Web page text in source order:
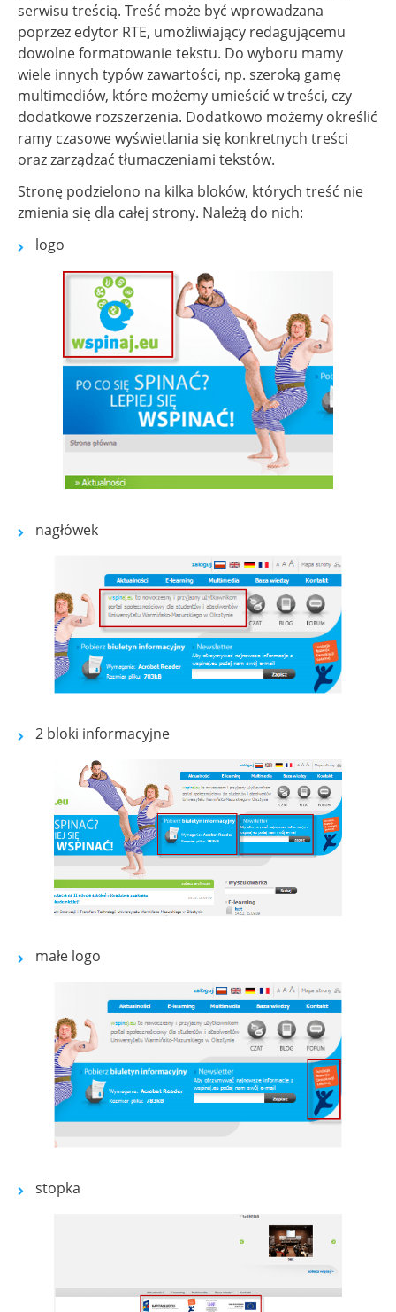
Show larger version for:
serwisu treścią. Treść może być wprowadzana
poprzez edytor RTE, umożliwiający redagującemu
dowolne formatowanie tekstu. Do wyboru mamy
wiele innych typów zawartości, np. szeroką gamę
multimediów, które możemy umieścić w treści, czy
dodatkowe rozszerzenia. Dodatkowo możemy określić
ramy czasowe wyświetlania się konkretnych treści
oraz zarządzać tłumaczeniami tekstów.
Stronę podzielono na kilka bloków, których treść nie
zmienia się dla całej strony. Należą do nich:
logo
Show larger version for:
nagłówek
Show larger version for:
2 bloki informacyjne
Show larger version for:
małe logo
stopka